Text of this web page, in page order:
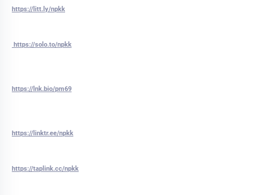
https://litt.ly/npkk
https://solo.to/npkk
https://lnk.bio/pm69
https://linktr.ee/npkk
https://taplink.cc/npkk